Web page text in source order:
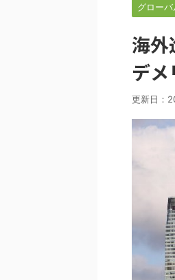
グローバ
海外
デメ
更新日：